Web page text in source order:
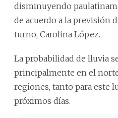
disminuyendo
de acuerdo a la previsión
turno, Carolina López.
La probabilidad de lluvia
principalmente en el
regiones, tanto para este
próximos días.